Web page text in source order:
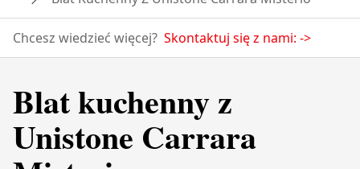
Chcesz wiedzieć więcej? Skontaktuj się z nami: ->
Blat kuchenny z
Unistone Carrara